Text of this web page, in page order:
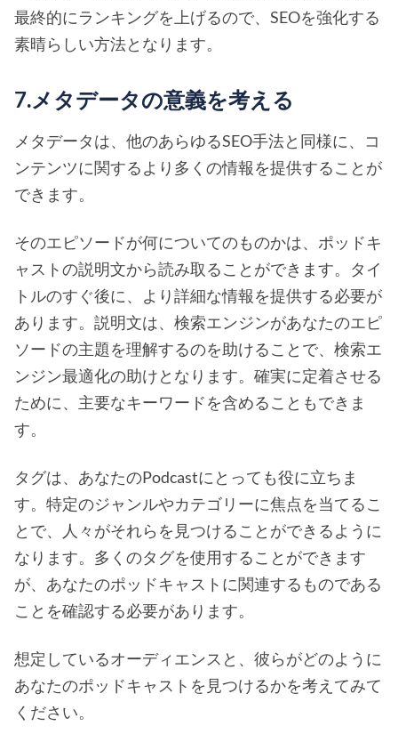
最終的にランキングを上げるので、SEOを強化する
素晴らしい方法となります。
7.メタデータの意義を考える
メタデータは、他のあらゆるSEO手法と同様に、コ
ンテンツに関するより多くの情報を提供することが
できます。
そのエピソードが何についてのものかは、ポッドキ
ャストの説明文から読み取ることができます。タイ
トルのすぐ後に、より詳細な情報を提供する必要が
あります。説明文は、検索エンジンがあなたのエピ
ソードの主題を理解するのを助けることで、検索エ
ンジン最適化の助けとなります。確実に定着させる
ために、主要なキーワードを含めることもできま
す。
タグは、あなたのPodcastにとっても役に立ちま
す。特定のジャンルやカテゴリーに焦点を当てるこ
とで、人々がそれらを見つけることができるように
なります。多くのタグを使用することができます
が、あなたのポッドキャストに関連するものである
ことを確認する必要があります。
想定しているオーディエンスと、彼らがどのように
あなたのポッドキャストを見つけるかを考えてみて
ください。